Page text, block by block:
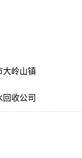
大岭山镇
收公司